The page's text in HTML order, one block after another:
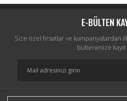
E-BÜLTEN
Size özel fırsatlar ve kampanyalardan
bültenimize